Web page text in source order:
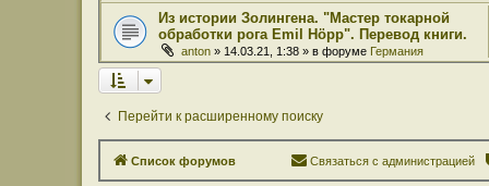
Из истории Золингена. "Мастер токарной
обработки рога Emil Höpp". Перевод книги.
anton » 14.03.21, 1:38 » в форуме Германия
Перейти к расширенному поиску
Список форумов Связаться с администрацией